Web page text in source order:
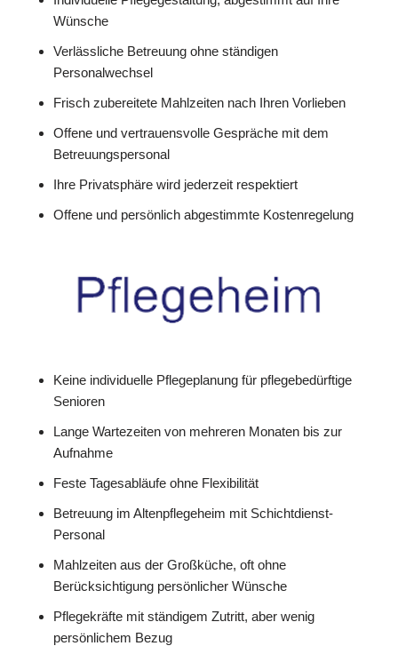
Wünsche
Verlässliche Betreuung ohne ständigen
Personalwechsel
Frisch zubereitete Mahlzeiten nach Ihren Vorlieben
Offene und vertrauensvolle Gespräche mit dem
Betreuungspersonal
Ihre Privatsphäre wird jederzeit respektiert
Offene und persönlich abgestimmte Kostenregelung
Keine individuelle Pflegeplanung für pflegebedürftige
Senioren
Lange Wartezeiten von mehreren Monaten bis zur
Aufnahme
Feste Tagesabläufe ohne Flexibilität
Betreuung im Altenpflegeheim mit Schichtdienst-
Personal
Mahlzeiten aus der Großküche, oft ohne
Berücksichtigung persönlicher Wünsche
Pflegekräfte mit ständigem Zutritt, aber wenig
persönlichem Bezug